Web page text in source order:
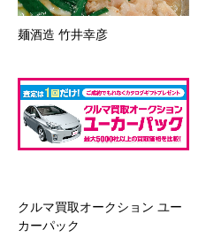
麺酒造 竹井幸彦
クルマ買取オークション ユー
カーパック